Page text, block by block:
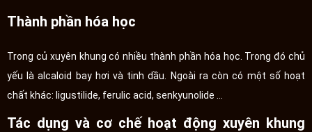
Thành phần hóa học
Trong củ xuyên khung có nhiều thành phần hóa học. Trong đó chủ
yếu là alcaloid bay hơi và tinh dầu. Ngoài ra còn có một số hoạt
chất khác: ligustilide, ferulic acid, senkyunolide …
Tác dụng và cơ chế hoạt động xuyên khung